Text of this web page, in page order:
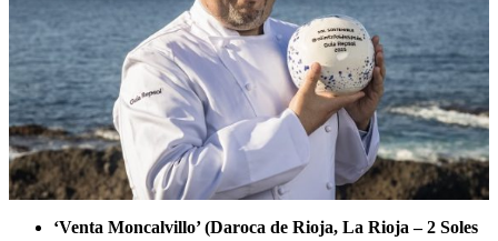
‘Venta Moncalvillo’ (Daroca de Rioja, La Rioja – 2 Soles